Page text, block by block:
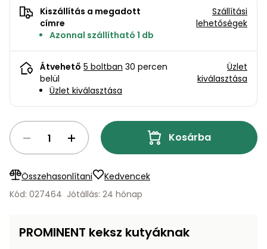
Rönkaprító,
rönkhasító
Ágaprító
Grillek
Lombfúvó-
szívó
Szállítókocsi
és
Szórókocsi,
kézi szóró
Lapvibrátorok,
Mérőeszközök
Munkaasztalok
Porszívók
gépek
Kiegészítők
Infraszaunák
Kiszállítás a megadott
címre
Azonnal szállítható 1 db
Szállítási
lehetőségek
Átvehető 5 boltban 30 percen
belül
Üzlet kiválasztása
Üzlet
kiválasztása
Kosárba
Összehasonlítani
Kedvencek
Kód: 027464 Jótállás: 24 hónap
PROMINENT keksz kutyáknak